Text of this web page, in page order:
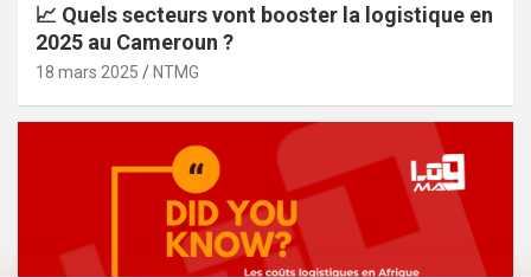
📈 Quels secteurs vont booster la logistique en
2025 au Cameroun ?
18 mars 2025 NTMG